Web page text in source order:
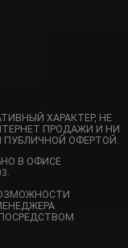
ХАРАКТЕР, НЕ
ПРОДАЖИ И НИ
ПУБЛИЧНОЙ ОФЕРТОЙ.
В ОФИСЕ